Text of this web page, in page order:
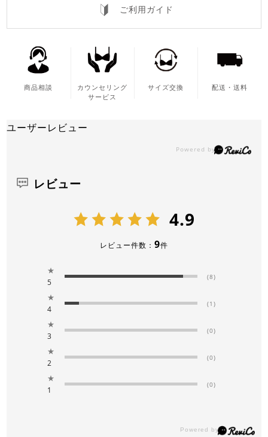
ご利用ガイド
商品相談
カウンセリング
サービス
サイズ交換 配送・送料
ユーザーレビュー
レビュー
4.9
レビュー件数： 9件
★
5
(8)
★
4
(1)
★
3
(0)
★
2
(0)
★
1
(0)